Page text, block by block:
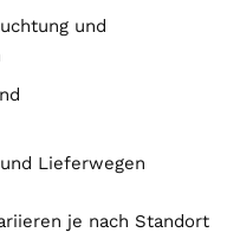
und
Lieferwegen
je nach Standort